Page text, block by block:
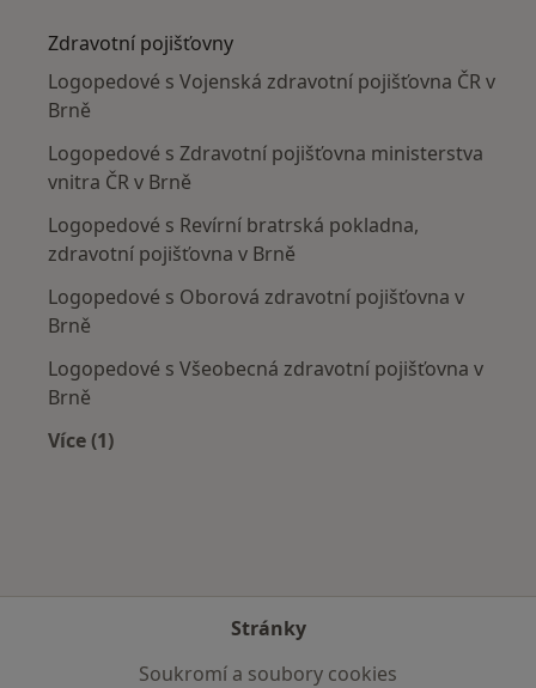
Zdravotní pojišťovny
Logopedové s Vojenská zdravotní pojišťovna ČR v
Brně
Logopedové s Zdravotní pojišťovna ministerstva
vnitra ČR v Brně
Logopedové s Revírní bratrská pokladna,
zdravotní pojišťovna v Brně
Logopedové s Oborová zdravotní pojišťovna v
Brně
Logopedové s Všeobecná zdravotní pojišťovna v
Brně
Více (1)
Stránky
Soukromí a soubory cookies